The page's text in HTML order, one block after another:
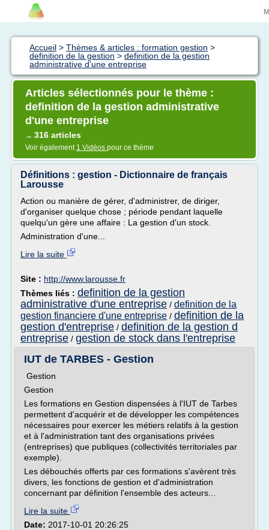
Accueil > Thèmes & articles : formation gestion >
definition de la gestion > definition de la gestion
administrative d'une entreprise
Articles sélectionnés pour le thème :
definition de la gestion administrative
d'une entreprise
→ 316 articles
Voir également 1 Vidéos pour ce thème
Définitions : gestion - Dictionnaire de français
Larousse
Action ou manière de gérer, d'administrer, de diriger,
d'organiser quelque chose ; période pendant laquelle
quelqu'un gère une affaire : La gestion d'un stock.
Administration d'une...
Lire la suite
Site : http://www.larousse.fr
Thèmes liés : definition de la gestion
administrative d'une entreprise / definition de la
gestion financiere d'une entreprise / definition de la
gestion d'entreprise / definition de la gestion d
entreprise / gestion de stock dans l'entreprise
IUT de TARBES - Gestion
Gestion
Gestion
Les formations en Gestion dispensées à l'IUT de Tarbes
permettent d'acquérir et de développer les compétences
nécessaires pour exercer les métiers relatifs à la gestion
et à l'administration tant des organisations privées
(entreprises) que publiques (collectivités territoriales par
exemple).
Les débouchés offerts par ces formations s'avèrent très
divers, les fonctions de gestion et d'administration
concernant par définition l'ensemble des acteurs...
Lire la suite
Date: 2017-10-01 20:26:25